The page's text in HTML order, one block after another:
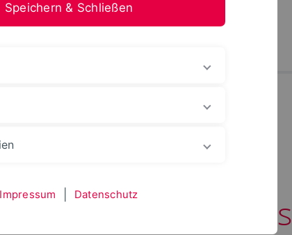
Termine
eCampus
Speichern & Schließen
Impressum Datenschutz